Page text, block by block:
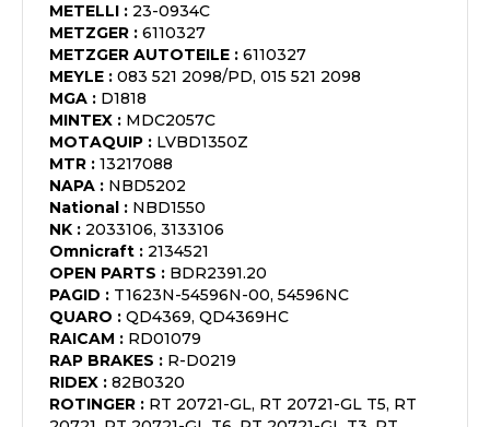
METELLI : 23-0934C
METZGER : 6110327
METZGER AUTOTEILE : 6110327
MEYLE : 083 521 2098/PD, 015 521 2098
MGA : D1818
MINTEX : MDC2057C
MOTAQUIP : LVBD1350Z
MTR : 13217088
NAPA : NBD5202
National : NBD1550
NK : 2033106, 3133106
Omnicraft : 2134521
OPEN PARTS : BDR2391.20
PAGID : T1623N-54596N-00, 54596NC
QUARO : QD4369, QD4369HC
RAICAM : RD01079
RAP BRAKES : R-D0219
RIDEX : 82B0320
ROTINGER : RT 20721-GL, RT 20721-GL T5, RT